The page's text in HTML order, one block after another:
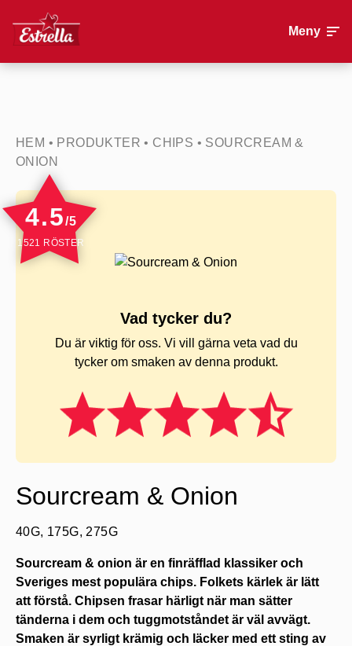
Meny
HEM • PRODUKTER • CHIPS • SOURCREAM &
ONION
4.5/5
1521 RÖSTER
Vad tycker du?
Du är viktig för oss. Vi vill gärna veta vad du
tycker om smaken av denna produkt.
Sourcream & Onion
40G, 175G, 275G
Sourcream & onion är en finräfflad klassiker och
Sveriges mest populära chips. Folkets kärlek är lätt
att förstå. Chipsen frasar härligt när man sätter
tänderna i dem och tuggmotståndet är väl avvägt.
Smaken är syrligt krämig och läcker med ett sting av